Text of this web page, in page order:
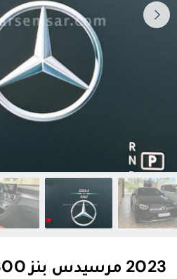
2023 مرسيدس بنز GLC 300